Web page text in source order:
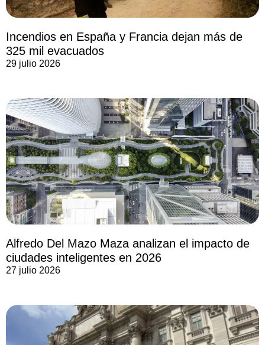
Incendios en España y Francia dejan más de
325 mil evacuados
29 julio 2026
Alfredo Del Mazo Maza analizan el impacto de
ciudades inteligentes en 2026
27 julio 2026